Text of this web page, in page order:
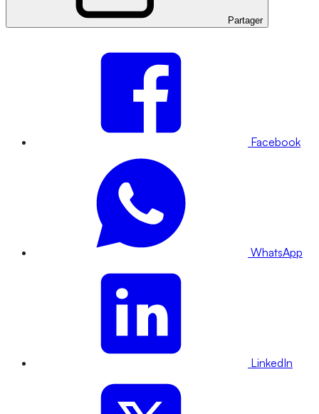
Partager
Facebook
WhatsApp
LinkedIn